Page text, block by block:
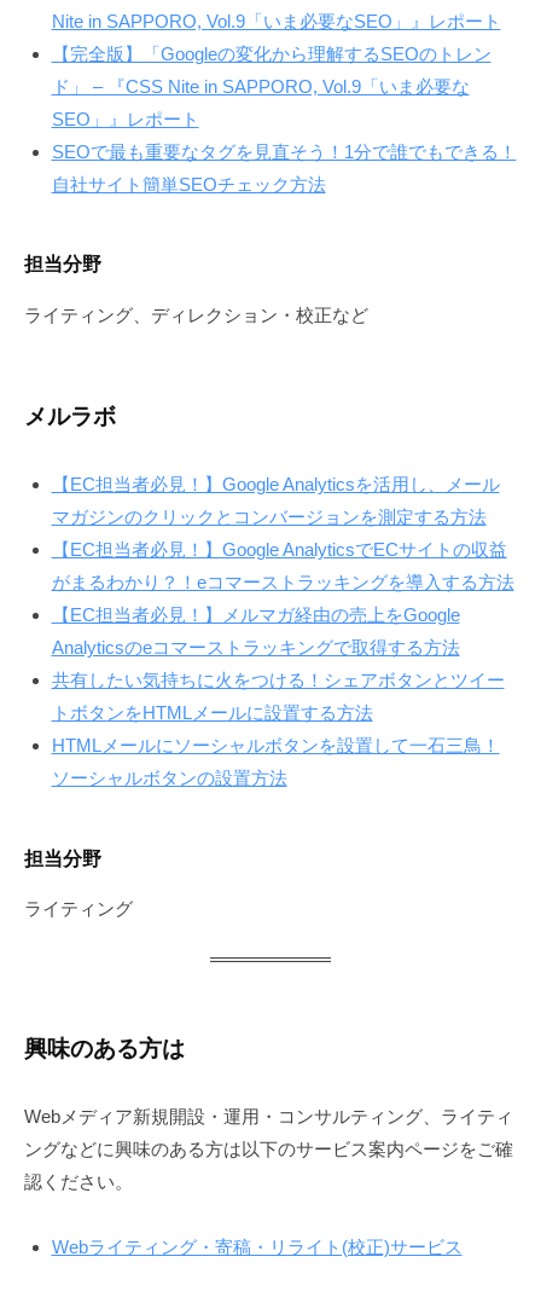
Nite in SAPPORO, Vol.9「いま必要なSEO」』レポート
【完全版】「Googleの変化から理解するSEOのトレン
ド」 – 『CSS Nite in SAPPORO, Vol.9「いま必要な
SEO」』レポート
SEOで最も重要なタグを見直そう！1分で誰でもできる！
自社サイト簡単SEOチェック方法
担当分野
ライティング、ディレクション・校正など
メルラボ
【EC担当者必見！】Google Analyticsを活用し、メール
マガジンのクリックとコンバージョンを測定する方法
【EC担当者必見！】Google AnalyticsでECサイトの収益
がまるわかり？！eコマーストラッキングを導入する方法
【EC担当者必見！】メルマガ経由の売上をGoogle
Analyticsのeコマーストラッキングで取得する方法
共有したい気持ちに火をつける！シェアボタンとツイー
トボタンをHTMLメールに設置する方法
HTMLメールにソーシャルボタンを設置して一石三鳥！
ソーシャルボタンの設置方法
担当分野
ライティング
興味のある方は
Webメディア新規開設・運用・コンサルティング、ライティ
ングなどに興味のある方は以下のサービス案内ページをご確
認ください。
Webライティング・寄稿・リライト(校正)サービス